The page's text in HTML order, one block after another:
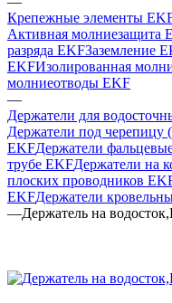
Крепежные элементы
Активная молниезащита
разряда EKFЗаземление
EKFИзолированная
молниеотводы EKF
—
Держатели для
Держатели под черепицу
EKFДержатели
трубе EKFДержатели на
плоских проводников
EKFДержатели
—Держатель на